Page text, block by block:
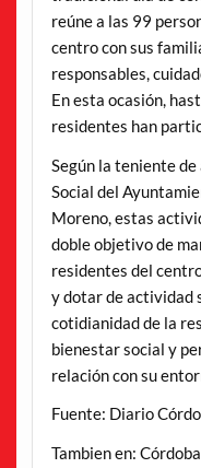
reúne a las 99
centro con sus
responsables,
En esta ocasión,
residentes han
Según la teniente
Social del
Moreno, estas
doble objetivo de
residentes del
y dotar de actividad
cotidianidad de la
bienestar social y
relación con su
Fuente: Diario
Tambien en: